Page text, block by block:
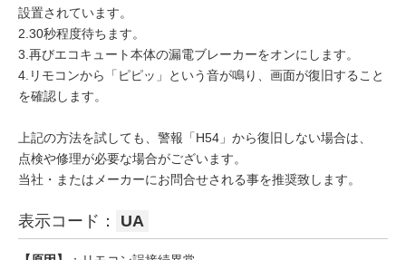
設置されています。
2.30秒程度待ちます。
3.再びエコキュート本体の漏電ブレーカーをオンにします。
4.リモコンから「ピピッ」という音が鳴り、画面が復旧すること
を確認します。
上記の方法を試しても、警報「H54」から復旧しない場合は、
点検や修理が必要な場合がございます。
当社・またはメーカーにお問合せされる事を推奨致します。
表示コード： UA